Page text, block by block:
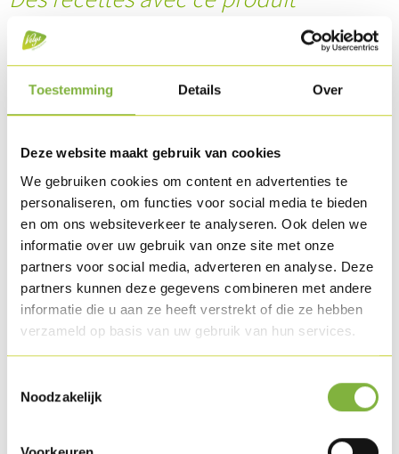
Toestemming Details Over
Deze website maakt gebruik van cookies
We gebruiken cookies om content en advertenties te
personaliseren, om functies voor social media te bieden
en om ons websiteverkeer te analyseren. Ook delen we
informatie over uw gebruik van onze site met onze
partners voor social media, adverteren en analyse. Deze
partners kunnen deze gegevens combineren met andere
informatie die u aan ze heeft verstrekt of die ze hebben
verzameld op basis van uw gebruik van hun services.
Noodzakelijk
Chicken Apritos avec fromage frais et noix